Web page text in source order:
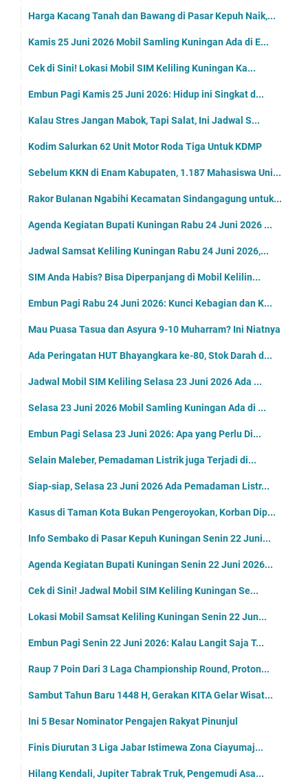
Harga Kacang Tanah dan Bawang di Pasar Kepuh Naik,...
Kamis 25 Juni 2026 Mobil Samling Kuningan Ada di E...
Cek di Sini! Lokasi Mobil SIM Keliling Kuningan Ka...
Embun Pagi Kamis 25 Juni 2026: Hidup ini Singkat d...
Kalau Stres Jangan Mabok, Tapi Salat, Ini Jadwal S...
Kodim Salurkan 62 Unit Motor Roda Tiga Untuk KDMP
Sebelum KKN di Enam Kabupaten, 1.187 Mahasiswa Uni...
Rakor Bulanan Ngabihi Kecamatan Sindangagung untuk...
Agenda Kegiatan Bupati Kuningan Rabu 24 Juni 2026 ...
Jadwal Samsat Keliling Kuningan Rabu 24 Juni 2026,...
SIM Anda Habis? Bisa Diperpanjang di Mobil Kelilin...
Embun Pagi Rabu 24 Juni 2026: Kunci Kebagian dan K...
Mau Puasa Tasua dan Asyura 9-10 Muharram? Ini Niatnya
Ada Peringatan HUT Bhayangkara ke-80, Stok Darah d...
Jadwal Mobil SIM Keliling Selasa 23 Juni 2026 Ada ...
Selasa 23 Juni 2026 Mobil Samling Kuningan Ada di ...
Embun Pagi Selasa 23 Juni 2026: Apa yang Perlu Di...
Selain Maleber, Pemadaman Listrik juga Terjadi di...
Siap-siap, Selasa 23 Juni 2026 Ada Pemadaman Listr...
Kasus di Taman Kota Bukan Pengeroyokan, Korban Dip...
Info Sembako di Pasar Kepuh Kuningan Senin 22 Juni...
Agenda Kegiatan Bupati Kuningan Senin 22 Juni 2026...
Cek di Sini! Jadwal Mobil SIM Keliling Kuningan Se...
Lokasi Mobil Samsat Keliling Kuningan Senin 22 Jun...
Embun Pagi Senin 22 Juni 2026: Kalau Langit Saja T...
Raup 7 Poin Dari 3 Laga Championship Round, Proton...
Sambut Tahun Baru 1448 H, Gerakan KITA Gelar Wisat...
Ini 5 Besar Nominator Pengajen Rakyat Pinunjul
Finis Diurutan 3 Liga Jabar Istimewa Zona Ciayumaj...
Hilang Kendali, Jupiter Tabrak Truk, Pengemudi Asa...